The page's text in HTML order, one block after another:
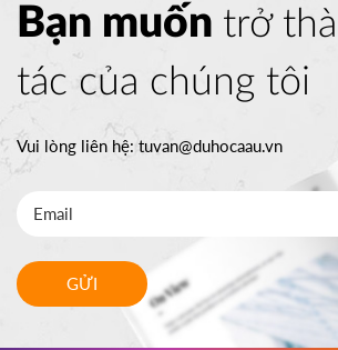
Bạn muốn trở
tác của chúng tôi
Vui lòng liên hệ:tuvan@duhocaau.vn
GỬI